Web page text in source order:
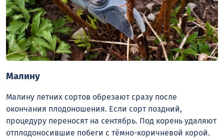
Малину
Малину летних сортов обрезают сразу после
окончания плодоношения. Если сорт поздний,
процедуру переносят на сентябрь. Под корень удаляют
отплодоносившие побеги с тёмно-коричневой корой.